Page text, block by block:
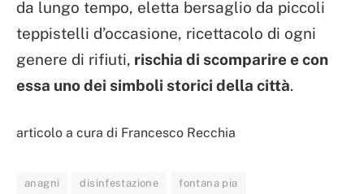
da lungo tempo, eletta bersaglio da piccoli
teppistelli d’occasione, ricettacolo di ogni
genere di rifiuti, rischia di scomparire e con
essa uno dei simboli storici della città.
articolo a cura di Francesco Recchia
anagni disinfestazione fontana pia